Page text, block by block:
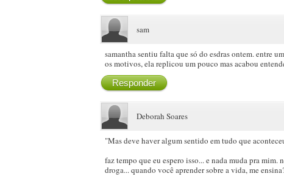
sam
samantha sentiu falta que só do esdras ontem. entre
os motivos, ela replicou um pouco mas acabou
Responder
Deborah Soares
"Mas deve haver algum sentido em tudo que
faz tempo que eu espero isso... e nada muda pra
droga... quando você aprender sobre a vida, me